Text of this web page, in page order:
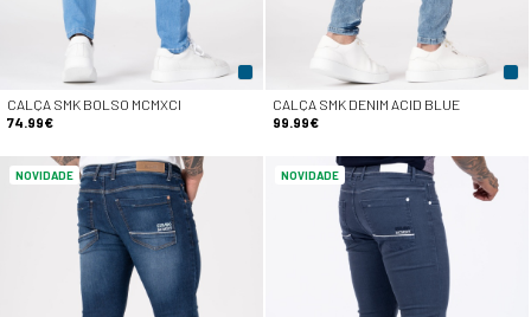
CALÇA SMK BOLSO MCMXCI
74.99€
CALÇA SMK DENIM ACID BLUE
99.99€
NOVIDADE NOVIDADE